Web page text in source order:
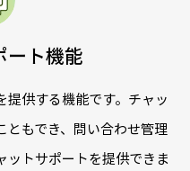
ート機能
供する機能です。チャッ
ともでき、問い合わせ管理
ットサポートを提供できま